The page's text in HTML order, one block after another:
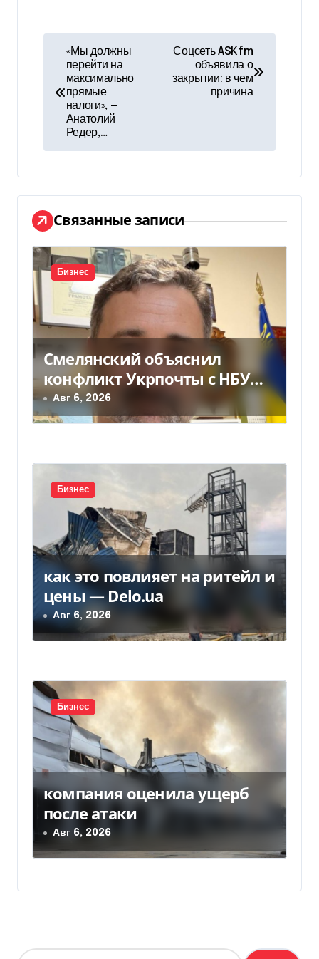
а
ц
и
я
п
о
з
а
п
и
с
м
«Мы должны
перейти на
максимально
прямые
налоги», —
Анатолий
Редер,…
Соцсеть ASKfm
объявила о
закрытии: в чем
причина
Связанные записи
Бизнес
Смелянский объяснил
конфликт Укрпочты с НБУ
из-за платежек
Авг 6, 2026
Бизнес
как это повлияет на ритейл и
цены — Delo.ua
Авг 6, 2026
Бизнес
компания оценила ущерб
после атаки
Авг 6, 2026
Н